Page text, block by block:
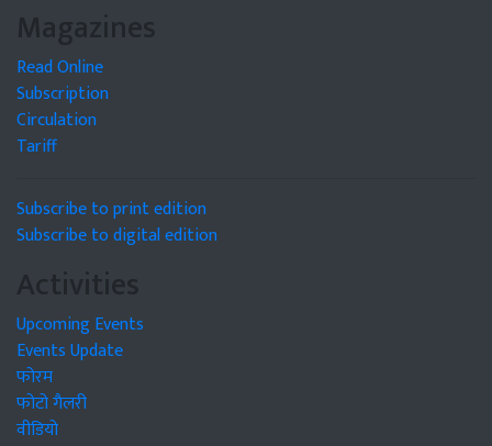
Magazines
Read Online
Subscription
Circulation
Tariff
Subscribe to print edition
Subscribe to digital edition
Activities
Upcoming Events
Events Update
फोरम
फोटो गैलरी
वीडियो